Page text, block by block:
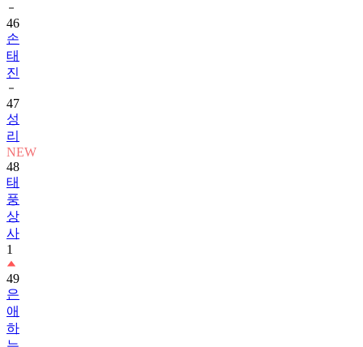
46
손
태
진
47
성
리
NEW
48
태
풍
상
사
1
49
은
애
하